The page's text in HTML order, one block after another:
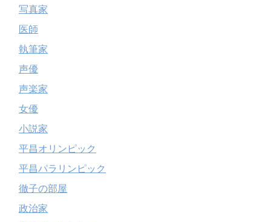
写真家
医師
執筆家
声優
声楽家
女優
小説家
平昌オリンピック
平昌パラリンピック
徹子の部屋
政治家